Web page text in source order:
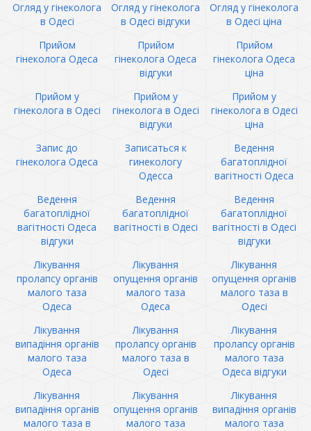
Огляд у гінеколога
в Одесі
Огляд у гінеколога
в Одесі відгуки
Огляд у гінеколога
в Одесі ціна
Прийом
гінеколога Одеса
Прийом
гінеколога Одеса
відгуки
Прийом
гінеколога Одеса
ціна
Прийом у
гінеколога в Одесі
Прийом у
гінеколога в Одесі
відгуки
Прийом у
гінеколога в Одесі
ціна
Запис до
гінеколога Одеса
Записаться к
гинекологу
Одесса
Ведення
багатоплідної
вагітності Одеса
Ведення
багатоплідної
вагітності Одеса
відгуки
Ведення
багатоплідної
вагітності в Одесі
Ведення
багатоплідної
вагітності в Одесі
відгуки
Лікування
пролапсу органів
малого таза
Одеса
Лікування
опущення органів
малого таза
Одеса
Лікування
опущення органів
малого таза в
Одесі
Лікування
випадіння органів
малого таза
Одеса
Лікування
пролапсу органів
малого таза в
Одесі
Лікування
пролапсу органів
малого таза
Одеса відгуки
Лікування
випадіння органів
малого таза в
Лікування
опущення органів
малого таза
Лікування
випадіння органів
малого таза